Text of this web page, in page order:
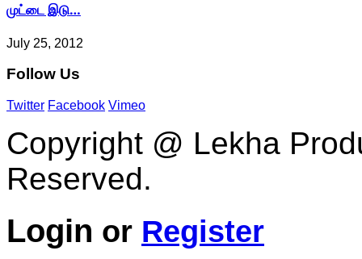
முட்டை இடு…
July 25, 2012
Follow Us
Twitter Facebook Vimeo
Copyright @ Lekha
Reserved.
Login or Register